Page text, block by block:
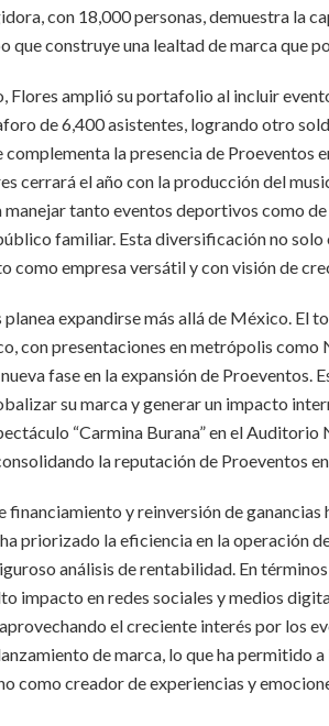
con 18,000 personas, demuestra la
que construye una lealtad de marca que
Flores amplió su portafolio al incluir
de 6,400 asistentes, logrando otro
la presencia de Proeventos
cerrará el año con la producción del
manejar tanto eventos deportivos como
familiar. Esta diversificación no
como empresa versátil y con visión de
planea expandirse más allá de México. El
con presentaciones en metrópolis como
fase en la expansión de
su marca y generar un impacto
“Carmina Burana” en el
la reputación de Proeventos
financiamiento y reinversión de
priorizado la eficiencia en la operación
análisis de rentabilidad. En
impacto en redes sociales y medios
el creciente interés por los
de marca, lo que ha permitido
como creador de experiencias y